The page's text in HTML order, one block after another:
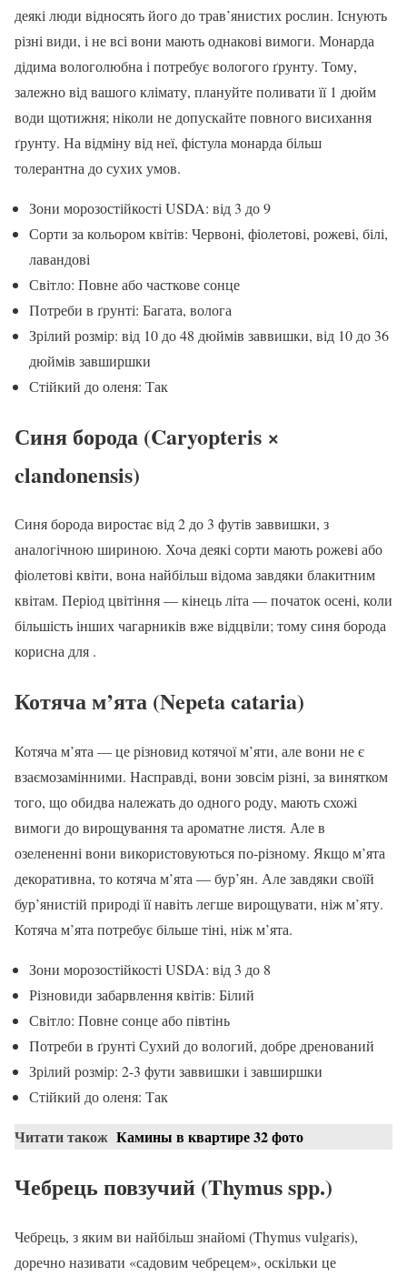
деякі люди відносять його до трав’янистих рослин. Існують
різні види, і не всі вони мають однакові вимоги. Монарда
дідима вологолюбна і потребує вологого ґрунту. Тому,
залежно від вашого клімату, плануйте поливати її 1 дюйм
води щотижня; ніколи не допускайте повного висихання
ґрунту. На відміну від неї, фістула монарда більш
толерантна до сухих умов.
Зони морозостійкості USDA: від 3 до 9
Сорти за кольором квітів: Червоні, фіолетові, рожеві, білі,
лавандові
Світло: Повне або часткове сонце
Потреби в ґрунті: Багата, волога
Зрілий розмір: від 10 до 48 дюймів заввишки, від 10 до 36
дюймів завширшки
Стійкий до оленя: Так
Синя борода (Caryopteris ×
clandonensis)
Синя борода виростає від 2 до 3 футів заввишки, з
аналогічною шириною. Хоча деякі сорти мають рожеві або
фіолетові квіти, вона найбільш відома завдяки блакитним
квітам. Період цвітіння — кінець літа — початок осені, коли
більшість інших чагарників вже відцвіли; тому синя борода
корисна для .
Котяча м’ята (Nepeta cataria)
Котяча м’ята — це різновид котячої м’яти, але вони не є
взаємозамінними. Насправді, вони зовсім різні, за винятком
того, що обидва належать до одного роду, мають схожі
вимоги до вирощування та ароматне листя. Але в
озелененні вони використовуються по-різному. Якщо м’ята
декоративна, то котяча м’ята — бур’ян. Але завдяки своїй
бур’янистій природі її навіть легше вирощувати, ніж м’яту.
Котяча м’ята потребує більше тіні, ніж м’ята.
Зони морозостійкості USDA: від 3 до 8
Різновиди забарвлення квітів: Білий
Світло: Повне сонце або півтінь
Потреби в ґрунті Сухий до вологий, добре дренований
Зрілий розмір: 2-3 фути заввишки і завширшки
Стійкий до оленя: Так
Читати також Камины в квартире 32 фото
Чебрець повзучий (Thymus spp.)
Чебрець, з яким ви найбільш знайомі (Thymus vulgaris),
доречно називати «садовим чебрецем», оскільки це